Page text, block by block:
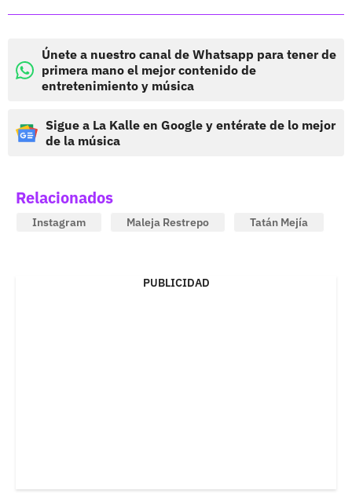
Únete a nuestro canal de Whatsapp para tener de
primera mano el mejor contenido de
entretenimiento y música
Sigue a La Kalle en Google y entérate de lo mejor
de la música
Relacionados
Instagram Maleja Restrepo Tatán Mejía
PUBLICIDAD